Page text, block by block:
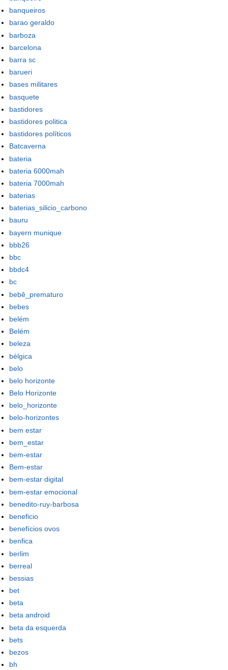
banqueiros
barao geraldo
barboza
barcelona
barra sc
barueri
bases militares
basquete
bastidores
bastidores politica
bastidores políticos
Batcaverna
bateria
bateria 6000mah
bateria 7000mah
baterias
baterias_silicio_carbono
bauru
bayern munique
bbb26
bbc
bbdc4
bc
bebê_prematuro
bebes
belém
Belém
beleza
bélgica
belo
belo horizonte
Belo Horizonte
belo_horizonte
belo-horizontes
bem estar
bem_estar
bem-estar
Bem-estar
bem-estar digital
bem-estar emocional
benedito-ruy-barbosa
beneficio
benefícios ovos
benfica
berlim
berreal
bessias
bet
beta
beta android
beta da esquerda
bets
bezos
bh